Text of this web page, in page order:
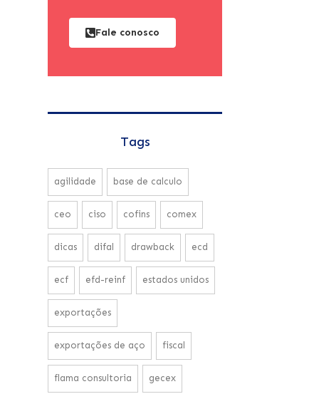
Fale conosco
Tags
agilidade base de calculo
ceo ciso cofins comex
dicas difal drawback ecd
ecf efd-reinf estados unidos
exportações
exportações de aço fiscal
flama consultoria gecex